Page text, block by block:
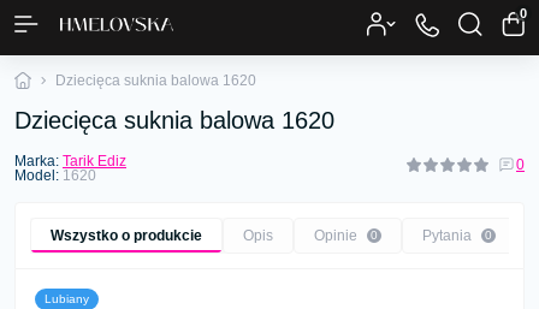
0
Dziecięca suknia balowa 1620
Dziecięca suknia balowa 1620
Marka: Tarik Ediz
Model: 1620
0
Wszystko o produkcie Opis Opinie 0 Pytania 0
Lubiany